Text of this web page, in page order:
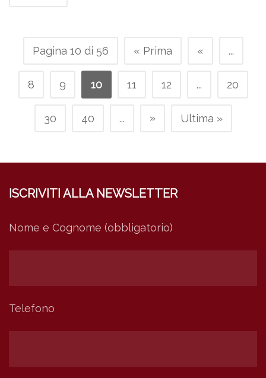
Pagina 10 di 56 « Prima « ...
8 9 10 11 12 ... 20
30 40 ... » Ultima »
ISCRIVITI ALLA NEWSLETTER
Nome e Cognome (obbligatorio)
Telefono